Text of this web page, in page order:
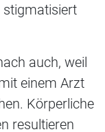
stigmatisiert
auch, weil
einem Arzt
Körperliche
resultieren